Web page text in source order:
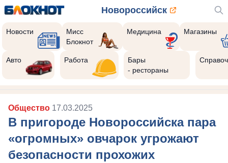
Новороссийск
Новости
Мисс
Блокнот
Медицина Магазины
Авто Работа
Бары
- рестораны
Общество 17.03.2025
В пригороде Новороссийска пара
«огромных» овчарок угрожают
безопасности прохожих